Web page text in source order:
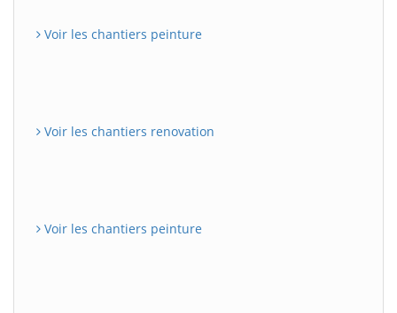
Voir les chantiers peinture
Voir les chantiers renovation
Voir les chantiers peinture